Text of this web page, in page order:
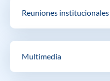
Reuniones institucionales
Multimedia